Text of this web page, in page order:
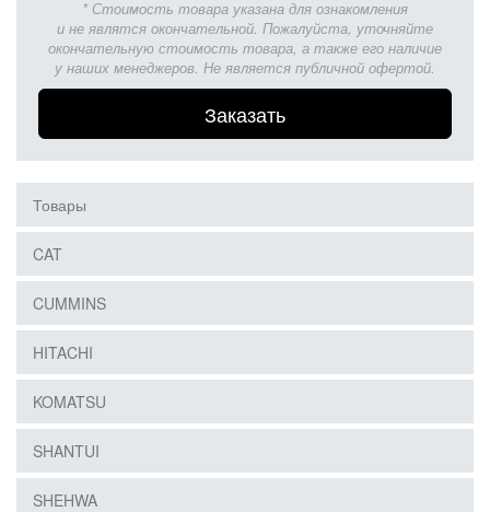
* Стоимость товара указана для ознакомления
и не являтся окончательной. Пожалуйста, уточняйте
окончательную стоимость товара, а также его наличие
у наших менеджеров. Не является публичной офертой.
Заказать
Товары
CAT
CUMMINS
HITACHI
KOMATSU
SHANTUI
SHEHWA